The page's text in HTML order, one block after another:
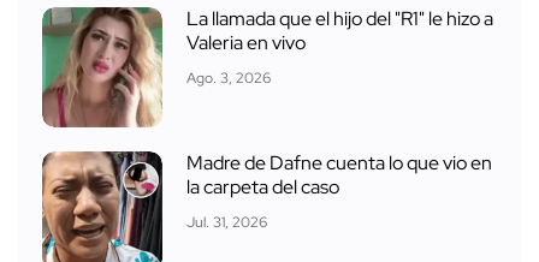
La llamada que el hijo del "R1" le hizo a
Valeria en vivo
Ago. 3, 2026
Madre de Dafne cuenta lo que vio en
la carpeta del caso
Jul. 31, 2026